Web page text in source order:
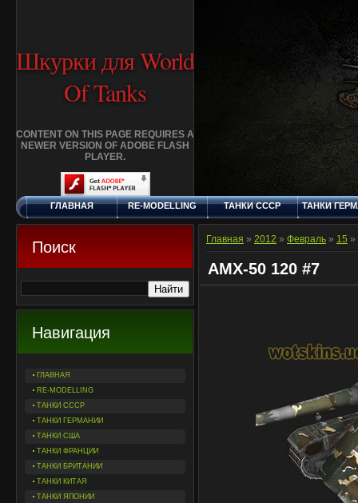
Шкурки для World
Of Tanks
CONTENT ON THIS PAGE REQUIRES A
NEWER VERSION OF ADOBE FLASH
PLAYER.
ВОСКРЕСЕНЬЕ, 9.8.2026
ГЛАВНАЯ RE-MODELLING ТАНКИ СССР ТАНКИ
ДОБАВИТЬ
КЛАНЫ FAQ
Поиск
Навигация
ГЛАВНАЯ
RE-MODELLING
ТАНКИ СССР
ТАНКИ ГЕРМАНИИ
ТАНКИ США
ТАНКИ ФРАНЦИИ
ТАНКИ БРИТАНИИ
ТАНКИ КИТАЯ
ТАНКИ ЯПОНИИ
Главная » 2012 » Февраль » 15 »
AMX-50 120 #7